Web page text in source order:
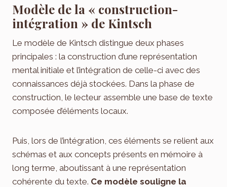
Modèle de la « construction-
intégration » de Kintsch
Le modèle de Kintsch distingue deux phases
principales : la construction d’une représentation
mental initiale et l’intégration de celle-ci avec des
connaissances déjà stockées. Dans la phase de
construction, le lecteur assemble une base de texte
composée d’éléments locaux.
Puis, lors de l’intégration, ces éléments se relient aux
schémas et aux concepts présents en mémoire à
long terme, aboutissant à une représentation
cohérente du texte. Ce modèle souligne la